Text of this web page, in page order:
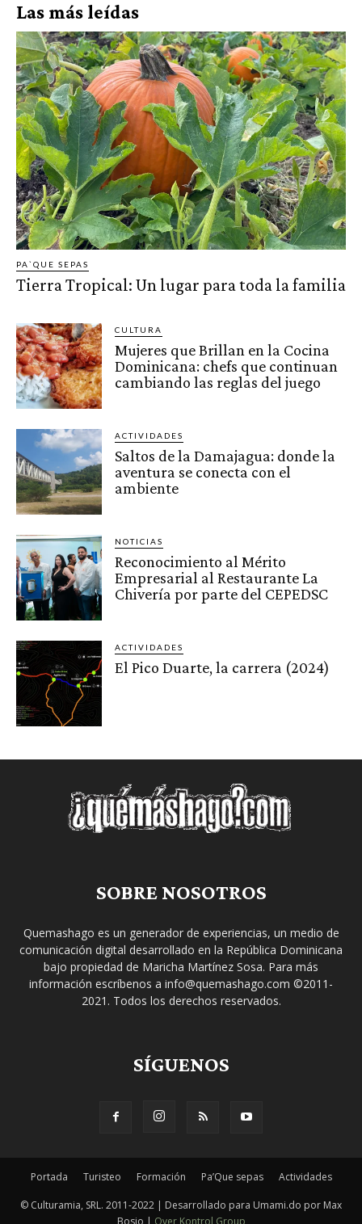
Las más leídas
PA`QUE SEPAS
Tierra Tropical: Un lugar para toda la familia
CULTURA
Mujeres que Brillan en la Cocina
Dominicana: chefs que continuan
cambiando las reglas del juego
ACTIVIDADES
Saltos de la Damajagua: donde la
aventura se conecta con el
ambiente
NOTICIAS
Reconocimiento al Mérito
Empresarial al Restaurante La
Chivería por parte del CEPEDSC
ACTIVIDADES
El Pico Duarte, la carrera (2024)
SOBRE NOSOTROS
Quemashago es un generador de experiencias, un medio de
comunicación digital desarrollado en la República Dominicana
bajo propiedad de Maricha Martínez Sosa. Para más
información escríbenos a info@quemashago.com ©2011-
2021. Todos los derechos reservados.
SÍGUENOS
Portada Turisteo Formación Pa’Que sepas Actividades
© Culturamia, SRL. 2011-2022 | Desarrollado para Umami.do por Max
Bosio | Over Kontrol Group